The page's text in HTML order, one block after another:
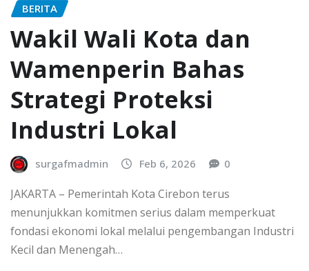
BERITA
Wakil Wali Kota dan
Wamenperin Bahas
Strategi Proteksi
Industri Lokal
surgafmadmin Feb 6, 2026 0
JAKARTA – Pemerintah Kota Cirebon terus
menunjukkan komitmen serius dalam memperkuat
fondasi ekonomi lokal melalui pengembangan Industri
Kecil dan Menengah…